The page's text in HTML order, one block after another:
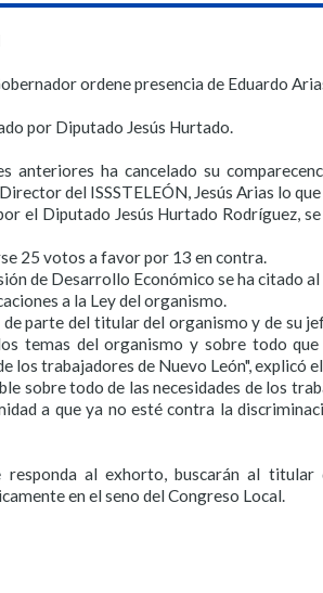
ordene presencia de Eduardo
por Diputado Jesús Hurtado.
anteriores ha cancelado su
del ISSSTELEÓN, Jesús Arias lo
el Diputado Jesús Hurtado Rodríguez,
25 votos a favor por 13 en contra.
de Desarrollo Económico se ha citado
a la Ley del organismo.
parte del titular del organismo y de su
temas del organismo y sobre todo
los trabajadores de Nuevo León", explicó
sobre todo de las necesidades de los
a que ya no esté contra la
al exhorto, buscarán al
en el seno del Congreso Local.